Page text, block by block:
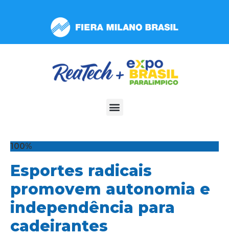
inclui
100%
Esportes radicais
promovem autonomia e
independência para
cadeirantes